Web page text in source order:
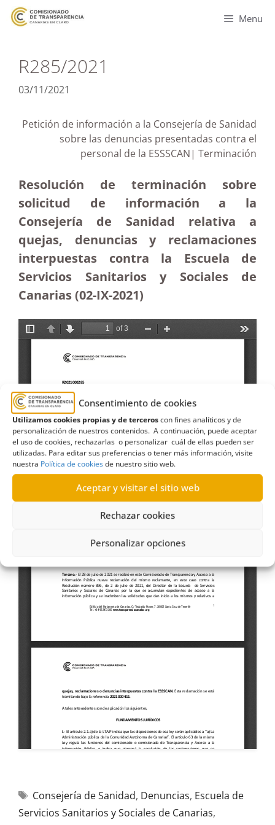
Consentimiento de cookies
Utilizamos cookies propias y de terceroscon fines analíticos y de
personalización de nuestros contenidos. A continuación, puede aceptar
el uso de cookies, rechazarlas o personalizar cuál de ellas pueden ser
utilizadas. Para editar sus preferencias o tener más información, visite
nuestra Política de cookiesde nuestro sitio web.
Aceptar y visitar el sitio web
Rechazar cookies
Personalizar opciones
Menu
R285/2021
03/11/2021
Petición de información a la Consejería de Sanidad
sobre las denuncias presentadas contra el
personal de la ESSSCAN| Terminación
Resolución de terminación sobre
solicitud de información a la
Consejería de Sanidad relativa a
quejas, denuncias y reclamaciones
interpuestas contra la Escuela de
Servicios Sanitarios y Sociales de
Canarias (02-IX-2021)
Consejería de Sanidad, Denuncias, Escuela de
Servicios Sanitarios y Sociales de Canarias,